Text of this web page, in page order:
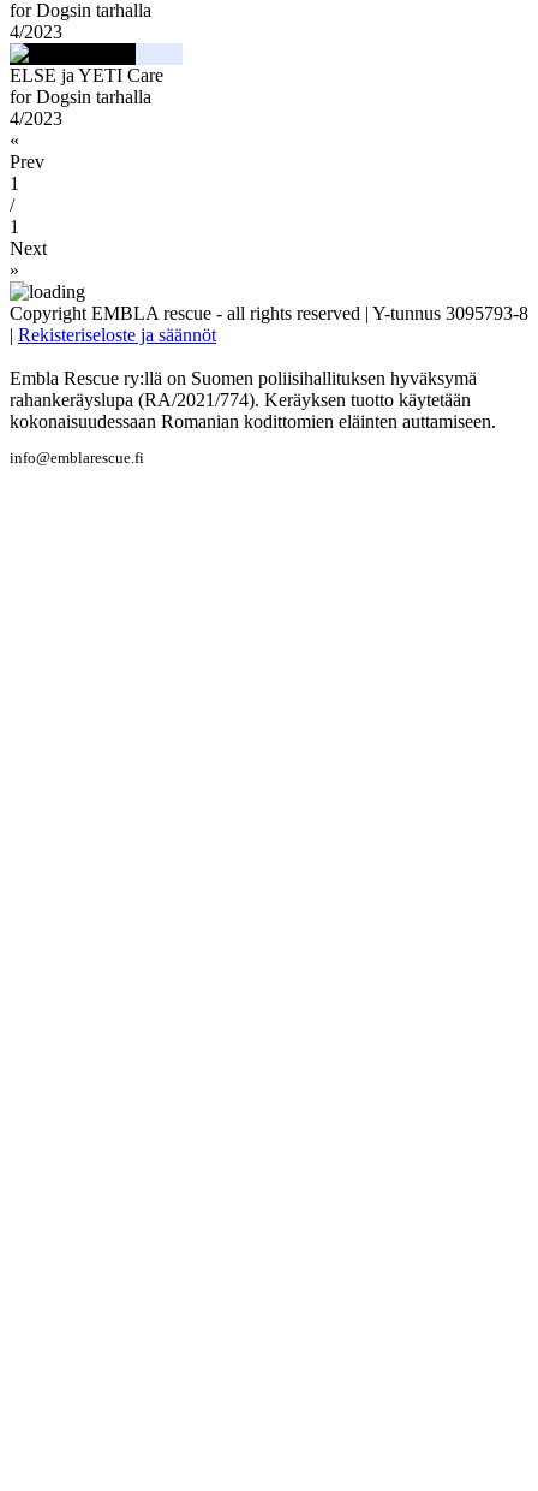
for Dogsin tarhalla
4/2023
ELSE ja YETI Care
for Dogsin tarhalla
4/2023
«
Prev
1
/
1
Next
»
Copyright EMBLA rescue - all rights reserved | Y-tunnus 3095793-8
| Rekisteriseloste ja säännöt
Embla Rescue ry:llä on Suomen poliisihallituksen hyväksymä
rahankeräyslupa (RA/2021/774). Keräyksen tuotto käytetään
kokonaisuudessaan Romanian kodittomien eläinten auttamiseen.
info@emblarescue.fi